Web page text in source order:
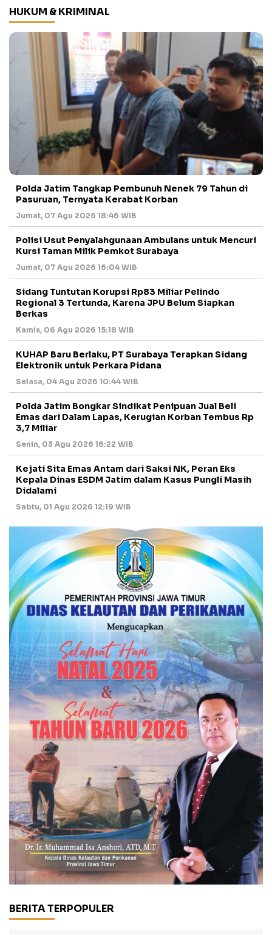
HUKUM & KRIMINAL
Polda Jatim Tangkap Pembunuh Nenek 79 Tahun di
Pasuruan, Ternyata Kerabat Korban
Jumat, 07 Agu 2026 18:46 WIB
Polisi Usut Penyalahgunaan Ambulans untuk Mencuri
Kursi Taman Milik Pemkot Surabaya
Jumat, 07 Agu 2026 16:04 WIB
Sidang Tuntutan Korupsi Rp83 Miliar Pelindo
Regional 3 Tertunda, Karena JPU Belum Siapkan
Berkas
Kamis, 06 Agu 2026 15:18 WIB
KUHAP Baru Berlaku, PT Surabaya Terapkan Sidang
Elektronik untuk Perkara Pidana
Selasa, 04 Agu 2026 10:44 WIB
Polda Jatim Bongkar Sindikat Penipuan Jual Beli
Emas dari Dalam Lapas, Kerugian Korban Tembus Rp
3,7 Miliar
Senin, 03 Agu 2026 16:22 WIB
Kejati Sita Emas Antam dari Saksi NK, Peran Eks
Kepala Dinas ESDM Jatim dalam Kasus Pungli Masih
Didalami
Sabtu, 01 Agu 2026 12:19 WIB
BERITA TERPOPULER